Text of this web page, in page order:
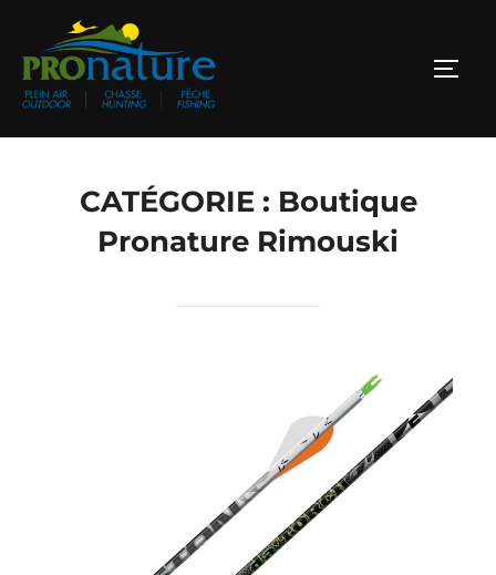
contenu
CATÉGORIE : Boutique
Pronature Rimouski